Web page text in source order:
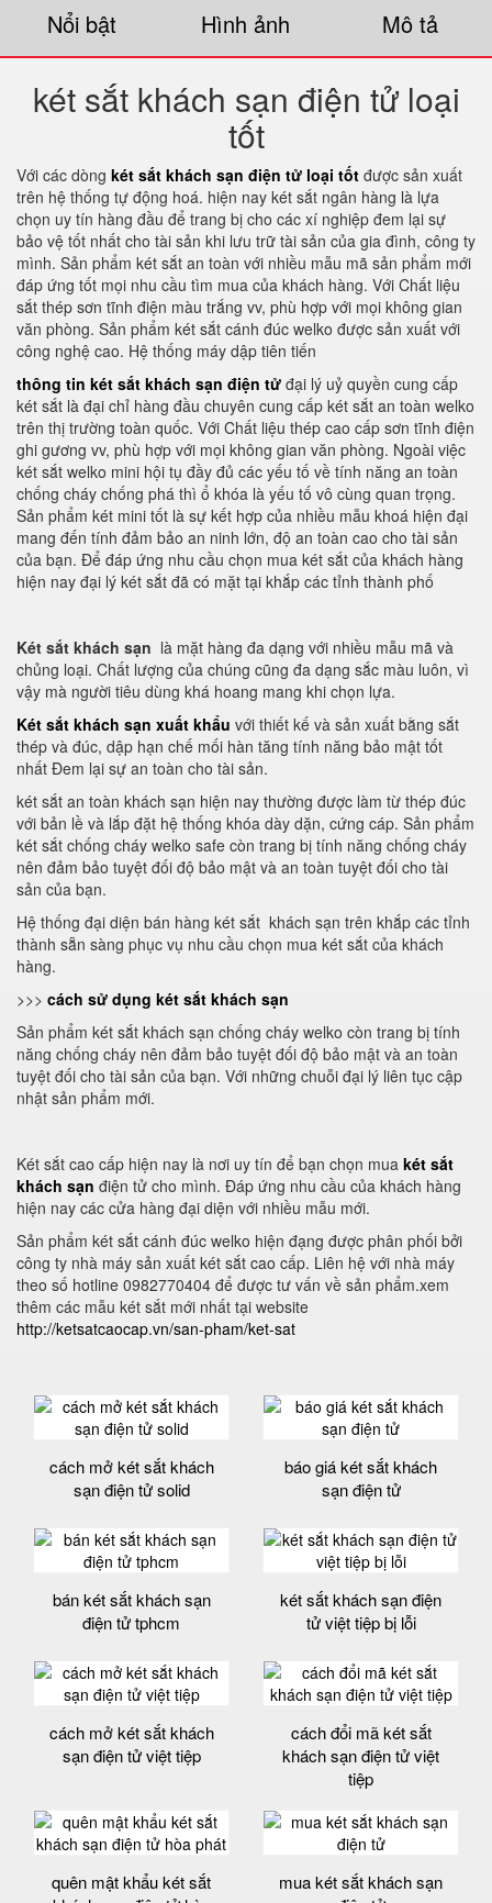
Nổi bật Hình ảnh Mô tả
két sắt khách sạn điện tử loại
tốt
Với các dòng két sắt khách sạn điện tử loại tốt được sản xuất
trên hệ thống tự động hoá. hiện nay két sắt ngân hàng là lựa
chọn uy tín hàng đầu để trang bị cho các xí nghiệp đem lại sự
bảo vệ tốt nhất cho tài sản khi lưu trữ tài sản của gia đình, công ty
mình. Sản phẩm két sắt an toàn với nhiều mẫu mã sản phẩm mới
đáp ứng tốt mọi nhu cầu tìm mua của khách hàng. Với Chất liệu
sắt thép sơn tĩnh điện màu trắng vv, phù hợp với mọi không gian
văn phòng. Sản phẩm két sắt cánh đúc welko được sản xuất với
công nghệ cao. Hệ thống máy dập tiên tiến
thông tin két sắt khách sạn điện tử đại lý uỷ quyền cung cấp
két sắt là đại chỉ hàng đầu chuyên cung cấp két sắt an toàn welko
trên thị trường toàn quốc. Với Chất liệu thép cao cấp sơn tĩnh điện
ghi gương vv, phù hợp với mọi không gian văn phòng. Ngoài việc
két sắt welko mini hội tụ đầy đủ các yếu tố về tính năng an toàn
chống cháy chống phá thì ổ khóa là yếu tố vô cùng quan trọng.
Sản phẩm két mini tốt là sự kết hợp của nhiều mẫu khoá hiện đại
mang đến tính đảm bảo an ninh lớn, độ an toàn cao cho tài sản
của bạn. Để đáp ứng nhu cầu chọn mua két sắt của khách hàng
hiện nay đại lý két sắt đã có mặt tại khắp các tỉnh thành phố
Két sắt khách sạn là mặt hàng đa dạng với nhiều mẫu mã và
chủng loại. Chất lượng của chúng cũng đa dạng sắc màu luôn, vì
vậy mà người tiêu dùng khá hoang mang khi chọn lựa.
Két sắt khách sạn xuất khẩu với thiết kế và sản xuất bằng sắt
thép và đúc, dập hạn chế mối hàn tăng tính năng bảo mật tốt
nhất Đem lại sự an toàn cho tài sản.
két sắt an toàn khách sạn hiện nay thường được làm từ thép đúc
với bản lề và lắp đặt hệ thống khóa dày dặn, cứng cáp. Sản phẩm
két sắt chống cháy welko safe còn trang bị tính năng chống cháy
nên đảm bảo tuyệt đối độ bảo mật và an toàn tuyệt đối cho tài
sản của bạn.
Hệ thống đại diện bán hàng két sắt khách sạn trên khắp các tỉnh
thành sẵn sàng phục vụ nhu cầu chọn mua két sắt của khách
hàng.
>>> cách sử dụng két sắt khách sạn
Sản phẩm két sắt khách sạn chống cháy welko còn trang bị tính
năng chống cháy nên đảm bảo tuyệt đối độ bảo mật và an toàn
tuyệt đối cho tài sản của bạn. Với những chuỗi đại lý liên tục cập
nhật sản phẩm mới.
Két sắt cao cấp hiện nay là nơi uy tín để bạn chọn mua két sắt
khách sạn điện tử cho mình. Đáp ứng nhu cầu của khách hàng
hiện nay các cửa hàng đại diện với nhiều mẫu mới.
Sản phẩm két sắt cánh đúc welko hiện đạng được phân phối bởi
công ty nhà máy sản xuất két sắt cao cấp. Liên hệ với nhà máy
theo số hotline 0982770404 để được tư vấn về sản phẩm.xem
thêm các mẫu két sắt mới nhất tại website
http://ketsatcaocap.vn/san-pham/ket-sat
cách mở két sắt khách
sạn điện tử solid
báo giá két sắt khách
sạn điện tử
bán két sắt khách sạn
điện tử tphcm
két sắt khách sạn điện
tử việt tiệp bị lỗi
cách mở két sắt khách
sạn điện tử việt tiệp
cách đổi mã két sắt
khách sạn điện tử việt
tiệp
quên mật khẩu két sắt
mua két sắt khách sạn